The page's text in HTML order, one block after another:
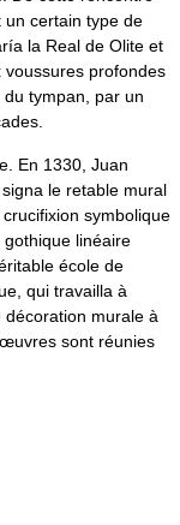
un certain type de
la Real de Olite et
voussures profondes
tympan, par un
En 1330, Juan
le retable mural
symbolique
linéaire
école de
qui travailla à
décoration murale à
sont réunies